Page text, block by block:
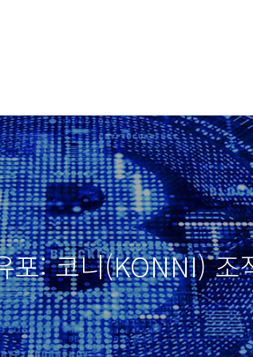
포: 코니(KONNI) 조